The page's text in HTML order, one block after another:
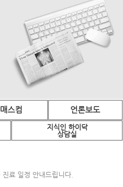
매스컴 언론보도
지식인 하이닥
상담실
료 일정 안내드립니다.